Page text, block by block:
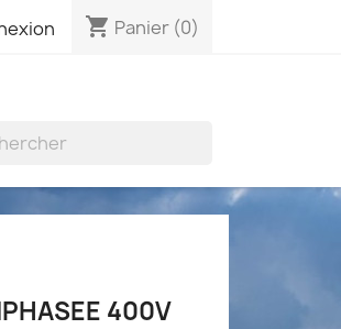
shopping_cart Panier (0)
400V